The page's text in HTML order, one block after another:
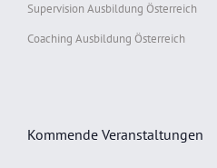
Supervision Ausbildung Österreich
Coaching Ausbildung Österreich
Kommende Veranstaltungen